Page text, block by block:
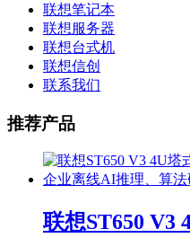
联想笔记本
联想服务器
联想台式机
联想信创
联系我们
推荐产品
联想ST650 V3